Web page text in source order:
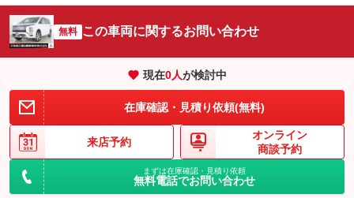
無料 この車両に関するお問い合わせ
現在0人が検討中
在庫確認・見積り依頼(無料)
来店予約
オンライン
商談予約
まずは在庫確認・見積り依頼
無料電話でお問い合わせ